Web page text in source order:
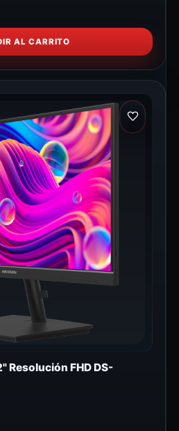
AL CARRITO
Resolución FHD DS-